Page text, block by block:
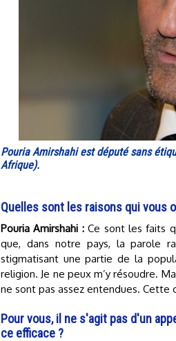
Pouria Amirshahi est député sans
Afrique).
Quelles sont les raisons qui vous
Pouria Amirshahi :Ce sont les faits
que, dans notre pays, la parole
stigmatisant une partie de la
religion. Je ne peux m’y résoudre.
ne sont pas assez entendues. Cette
Pour vous, il ne s'agit pas d'un
ce efficace ?